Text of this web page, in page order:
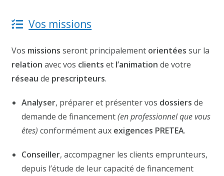
Vos missions
Vos missions seront principalement orientées sur la
relation avec vos clients et l’animation de votre
réseau de prescripteurs.
Analyser, préparer et présenter vos dossiers de
demande de financement(en professionnel que vous
êtes) conformément aux exigences PRETEA.
Conseiller, accompagner les clients emprunteurs,
depuis l’étude de leur capacité de financement